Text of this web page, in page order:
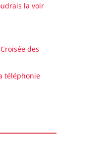
la voir
des
téléphonie